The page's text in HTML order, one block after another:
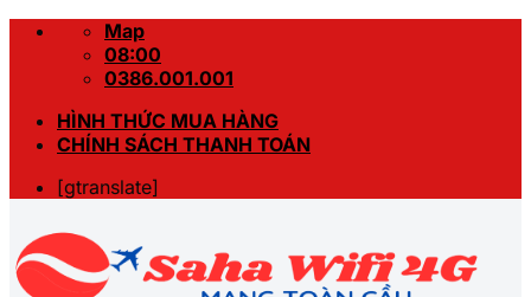
Skip
Map
08:00
0386.001.001
HÌNH THỨC MUA HÀNG
CHÍNH SÁCH THANH TOÁN
[gtranslate]